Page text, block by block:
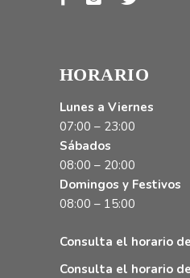
HORARIO
Lunes a Viernes
07:00 – 23:00
Sábados
08:00 – 20:00
Domingos y Festivos
08:00 – 15:00
Consulta el horario
Consulta el horario